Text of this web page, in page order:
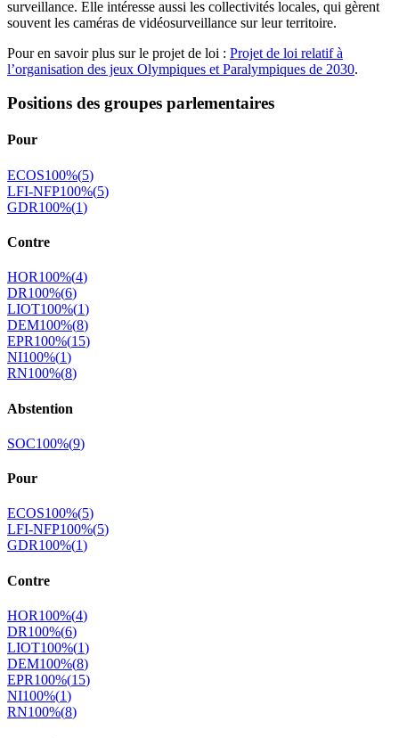
surveillance. Elle intéresse aussi les collectivités locales, qui gèrent
souvent les caméras de vidéosurveillance sur leur territoire.
Pour en savoir plus sur le projet de loi : Projet de loi relatif à
l’organisation des jeux Olympiques et Paralympiques de 2030.
Positions des groupes parlementaires
Pour
ECOS100%(5)
LFI-NFP100%(5)
GDR100%(1)
Contre
HOR100%(4)
DR100%(6)
LIOT100%(1)
DEM100%(8)
EPR100%(15)
NI100%(1)
RN100%(8)
Abstention
SOC100%(9)
Pour
ECOS100%(5)
LFI-NFP100%(5)
GDR100%(1)
Contre
HOR100%(4)
DR100%(6)
LIOT100%(1)
DEM100%(8)
EPR100%(15)
NI100%(1)
RN100%(8)